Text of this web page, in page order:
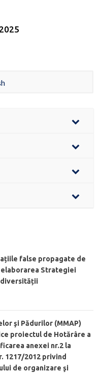
false propagate de
elaborarea Strategiei
şi Pădurilor (MMAP)
proiectul de Hotărâre a
anexei nr.2 la
1217/2012 privind
de organizare şi